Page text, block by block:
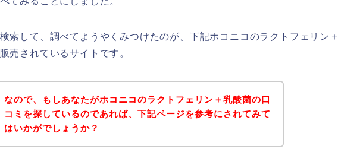
索して、調べてようやくみつけたのが、下記ホコニコのラクトフェリン＋
売されているサイトです。
なので、もしあなたがホコニコのラクトフェリン＋乳酸菌の口
コミを探しているのであれば、下記ページを参考にされてみて
はいかがでしょうか？